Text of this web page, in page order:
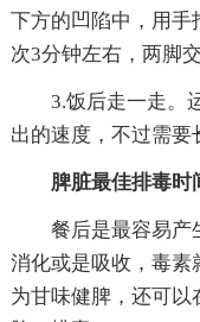
下方的凹陷中，用手
次3分钟左右，两脚交
3.饭后走一走。
出的速度，不过需要
脾脏最佳排毒时
餐后是最容易产
消化或是吸收，毒素
为甘味健脾，还可以